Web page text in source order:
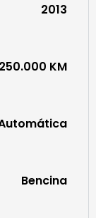
2013
250.000 KM
Bencina